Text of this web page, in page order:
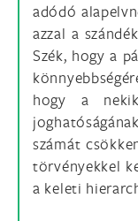
adódó
azzal a
Szék, hogy a
hogy a
számát
törvényekkel
a keleti